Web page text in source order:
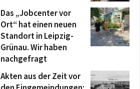
Das „Jobcenter vor
Ort“ hat einen neuen
Standort in Leipzig-
Grünau. Wir haben
nachgefragt
Akten aus der Zeit vor